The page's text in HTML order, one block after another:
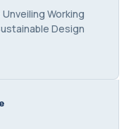
Working
Design